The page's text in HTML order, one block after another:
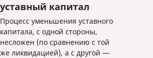
уставный капитал
Процесс уменьшения уставного
капитала, с одной стороны,
несложен (по сравнению с той
же ликвидацией), а с другой —